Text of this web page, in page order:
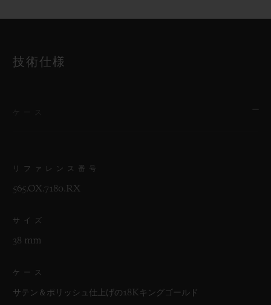
技術仕様
リファレンス番号
565.OX.7180.RX
サイズ
38 mm
ケース
サテン＆ポリッシュ仕上げの18Kキングゴールド